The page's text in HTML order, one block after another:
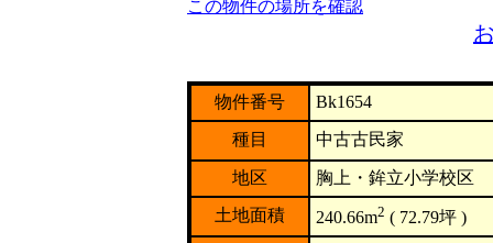
この物件の場所を確認
物件番号
Bk1654
種目
中古古民家
地区
胸上・鉾立小学校区
土地面積
240.66m2 ( 72.79坪 )